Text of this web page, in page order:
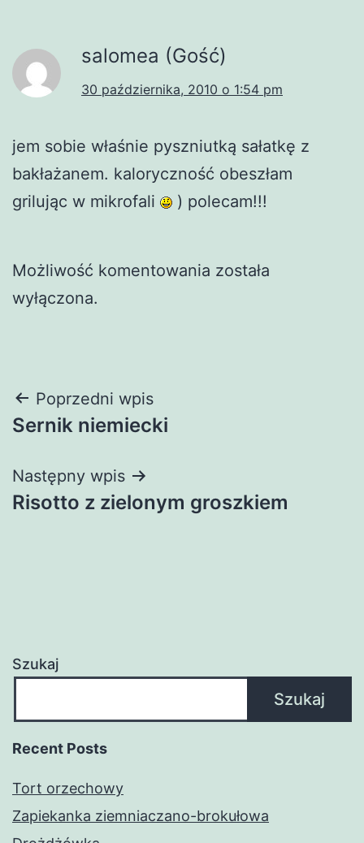
salomea (Gość)
30 października, 2010 o 1:54 pm
jem sobie właśnie pyszniutką sałatkę z
bakłażanem. kaloryczność obeszłam
grilując w mikrofali
) polecam!!!
Możliwość komentowania została
wyłączona.
Nawigacja
wpisu
Poprzedni wpis
Sernik niemiecki
Następny wpis
Risotto z zielonym groszkiem
Szukaj
Szukaj
Recent Posts
Tort orzechowy
Zapiekanka ziemniaczano-brokułowa